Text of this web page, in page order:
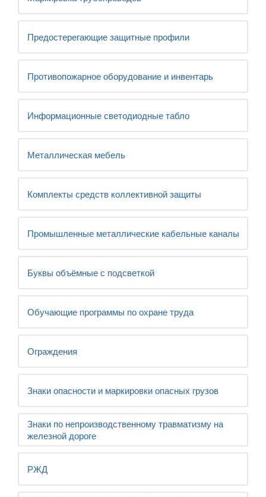
Предостерегающие защитные профили
Противопожарное оборудование и инвентарь
Информационные светодиодные табло
Металлическая мебель
Комплекты средств коллективной защиты
Промышленные металлические кабельные каналы
Буквы объёмные с подсветкой
Обучающие программы по охране труда
Ограждения
Знаки опасности и маркировки опасных грузов
Знаки по непроизводственному травматизму на
железной дороге
РЖД